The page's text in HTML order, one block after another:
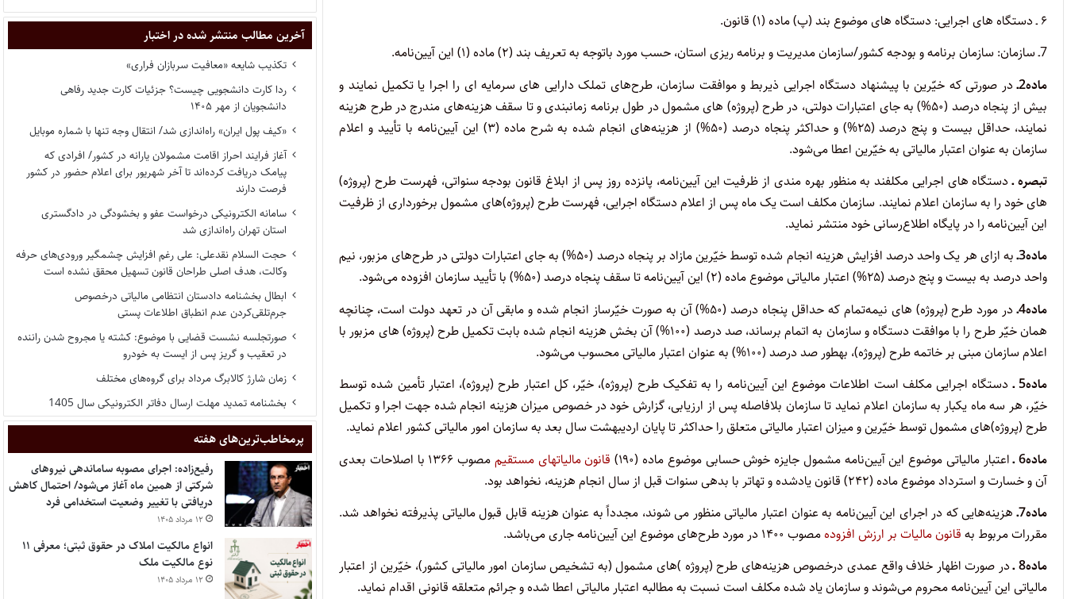
۶ ـ دستگاه های اجرایی: دستگاه های موضوع بند (پ) ماده (۱) قانون.
7ـ سازمان: سازمان برنامه و بودجه کشور/سازمان مدیریت و برنامه ریزی استان، حسب مورد باتوجه به تعریف بند (۲) ماده (۱) این آیین‌نامه.
ماده2ـ در صورتی که خیّرین با پیشنهاد دستگاه اجرایی ذی­ربط و موافقت سازمان، طرح‌های تملک دارایی های سرمایه ای را اجرا یا تکمیل نمایند و
بیش از پنجاه درصد (۵۰%) به جای اعتبارات دولتی، در طرح (پروژه) های مشمول در طول برنامه زمان­بندی و تا سقف هزینه‌های مندرج در طرح هزینه
نمایند، حداقل بیست و پنج درصد (۲۵%) و حداکثر پنجاه درصد (۵۰%) از هزینه‌های انجام شده به شرح ماده (۳) این آیین‌نامه با تأیید و اعلام
سازمان به عنوان اعتبار مالیاتی به خیّرین اعطا می‌شود.
تبصره ـدستگاه های اجرایی مکلفند به منظور بهره مندی از ظرفیت این آیین‌نامه، پانزده روز پس از ابلاغ قانون بودجه سنواتی، فهرست طرح (پروژه)
های خود را به سازمان اعلام نمایند. سازمان مکلف است یک ماه پس از اعلام دستگاه اجرایی، فهرست طرح (پروژه)های مشمول برخورداری از ظرفیت
این آیین‌نامه را در پایگاه اطلاع‌رسانی خود منتشر نماید.
ماده3ـ
به ازای هر یک واحد درصد افزایش هزینه انجام شده توسط خیّرین مازاد بر پنجاه درصد (۵۰%) به جای اعتبارات دولتی در طرح‌های مزبور، نیم
واحد درصد به بیست و پنج درصد (۲۵%) اعتبار مالیاتی موضوع ماده (۲) این آیین‌نامه تا سقف پنجاه درصد (۵۰%) با تأیید سازمان افزوده می‌شود.
ماده4ـ
در مورد طرح (پروژه) های نیمه­‌تمام که حداقل پنجاه درصد (۵۰%) آن به صورت خیّرساز انجام شده و مابقی آن در تعهد دولت است، چنانچه
همان خیّر طرح را با موافقت دستگاه و سازمان به اتمام برساند، صد درصد (۱۰۰%) آن بخش هزینه انجام شده بابت تکمیل طرح (پروژه) های مزبور با
اعلام سازمان مبنی بر خاتمه طرح (پروژه)، به­طور صد درصد (۱۰۰%) به عنوان اعتبار مالیاتی محسوب می‌شود.
ماده5 ـ
دستگاه اجرایی مکلف است اطلاعات موضوع این آیین‌نامه را به تفکیک طرح (پروژه)، خیّر، کل اعتبار طرح (پروژه)، اعتبار تأمین شده توسط
خیّر، هر سه ماه یک­بار به سازمان اعلام نماید تا سازمان بلافاصله پس از ارزیابی، گزارش خود در خصوص میزان هزینه انجام شده جهت اجرا و تکمیل
طرح (پروژه)های مشمول توسط خیّرین و میزان اعتبار مالیاتی متعلق را حداکثر تا پایان اردیبهشت سال بعد به سازمان امور مالیاتی کشور اعلام نماید.
ماده6 ـ
اعتبار مالیاتی موضوع این آیین‌نامه مشمول جایزه خوش حسابی موضوع ماده (۱۹۰) قانون مالیات­­های مستقیم
مصوب ۱۳۶۶ با اصلاحات بعدی
آن و خسارت و استرداد موضوع ماده (۲۴۲) قانون یادشده و تهاتر با بدهی سنوات قبل از سال انجام هزینه، نخواهد بود.
ماده7ـ
هزینه‌هایی که در اجرای این آیین‌نامه به عنوان اعتبار مالیاتی منظور می شوند، مجدداً به عنوان هزینه قابل قبول مالیاتی پذیرفته نخواهد شد.
مقررات مربوط به قانون مالیات بر ارزش افزوده مصوب ۱۴۰۰ در مورد طرح‌های موضوع این آیین‌نامه جاری می‌باشد.
ماده8 ـ
در صورت اظهار خلاف واقع عمدی درخصوص هزینه‌های طرح (پروژه )های مشمول (به تشخیص سازمان امور مالیاتی کشور)، خیّرین از اعتبار
مالیاتی این آیین‌نامه محروم می­‌شوند و سازمان یاد شده مکلف است نسبت به مطالبه اعتبار مالیاتی اعطا شده و جرائم متعلقه قانونی اقدام نماید.
آخرین مطالب منتشر شده در اختبار
تکذیب شایعه «معافیت سربازان فراری»
ردا کارت دانشجویی چیست؟ جزئیات کارت جدید رفاهی
دانشجویان از مهر ۱۴۰۵
«کیف پول ایران» راه‌اندازی شد/ انتقال وجه تنها با شماره موبایل
آغاز فرایند احراز اقامت مشمولان یارانه در کشور/ افرادی که
پیامک دریافت کرده‌اند تا آخر شهریور برای اعلام حضور در کشور
فرصت دارند
سامانه الکترونیکی درخواست عفو و بخشودگی در دادگستری
استان تهران راه‌اندازی شد
حجت السلام نقدعلی: علی رغم افزایش چشمگیر ورودی‌های حرفه
وکالت، هدف اصلی طراحان قانون تسهیل محقق نشده است
ابطال بخشنامه دادستان انتظامی مالیاتی درخصوص
جرم‌تلقی‌کردن عدم انطباق اطلاعات پستی
صورتجلسه نشست قضایی با موضوع: کشته یا مجروح شدن راننده
در تعقیب و گریز پس از ایست به خودرو
زمان شارژ کالابرگ مرداد برای گروه‌های مختلف
بخشنامه تمدید مهلت ارسال دفاتر الکترونیکی سال 1405
پر‌مخاطب‌ترین‌های هفته
رفیع‌زاده: اجرای مصوبه ساماندهی نیروهای
شرکتی از همین ماه آغاز می‌شود/ احتمال کاهش
دریافتی با تغییر وضعیت استخدامی فرد
۱۲ مرداد ۱۴۰۵
انواع مالکیت املاک در حقوق ثبتی؛ معرفی ۱۱
نوع مالکیت ملک
۱۲ مرداد ۱۴۰۵